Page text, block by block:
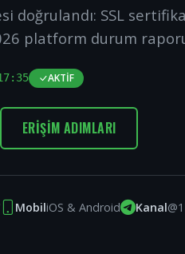
doğrulandı: SSL
platform durum
AKTIF
ERIŞIM ADIMLARI
MobiliOS & Android Kanal